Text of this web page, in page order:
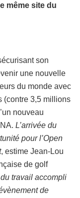
même site du
son
une nouvelle
du monde avec
(contre 3,5 millions
nouveau
L’arrivée du
pour l’Open
, estime Jean-Lou
de golf
travail accompli
de